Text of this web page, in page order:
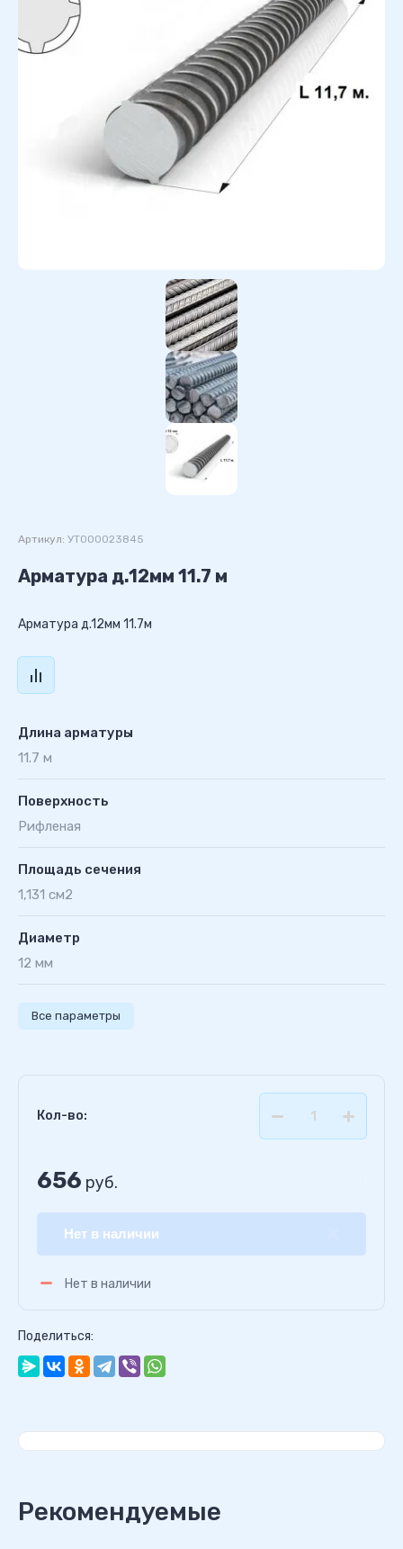
Артикул: УТ000023845
Арматура д.12мм 11.7 м
Арматура д.12мм 11.7м
Длина арматуры
11.7 м
Поверхность
Рифленая
Площадь сечения
1,131 см2
Диаметр
12 мм
Все параметры
Кол-во:
656 руб.
Нет в наличии
Нет в наличии
Поделиться:
Рекомендуемые